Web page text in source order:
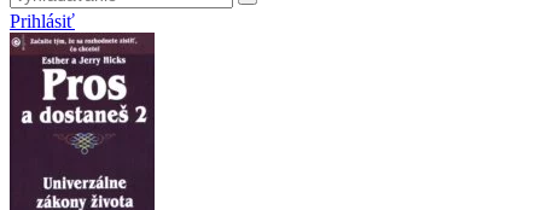
Prihlásiť